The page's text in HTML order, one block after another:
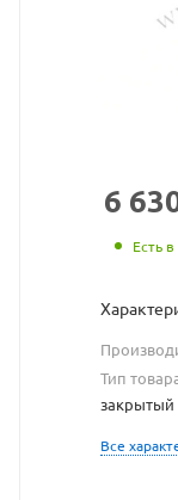
6
Есть
Тип
закрытый
Все